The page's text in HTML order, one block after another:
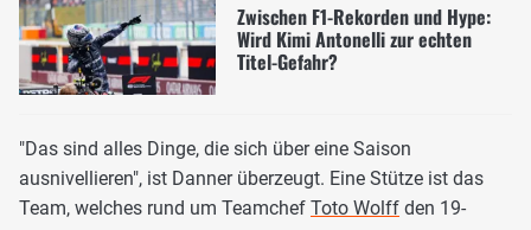
Zwischen F1-Rekorden und Hype:
Wird Kimi Antonelli zur echten
Titel-Gefahr?
"Das sind alles Dinge, die sich über eine Saison
ausnivellieren", ist Danner überzeugt. Eine Stütze ist das
Team, welches rund um Teamchef Toto Wolff den 19-